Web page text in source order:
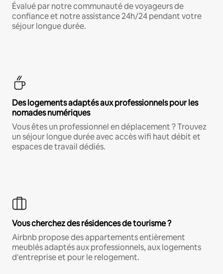
Évalué par notre communauté de voyageurs de
confiance et notre assistance 24h/24 pendant votre
séjour longue durée.
Des logements adaptés aux professionnels pour les
nomades numériques
Vous êtes un professionnel en déplacement ? Trouvez
un séjour longue durée avec accès wifi haut débit et
espaces de travail dédiés.
Vous cherchez des résidences de tourisme ?
Airbnb propose des appartements entièrement
meublés adaptés aux professionnels, aux logements
d'entreprise et pour le relogement.